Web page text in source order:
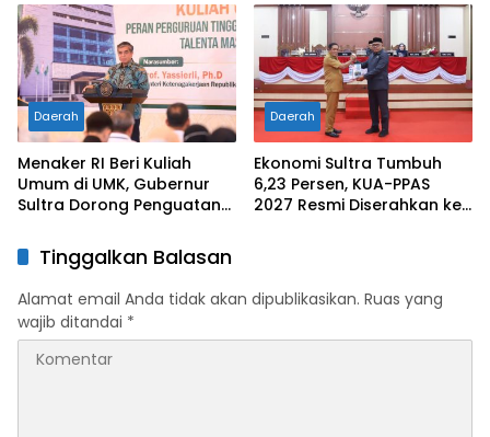
Ikbar: Tunjukkan Karakter
Generasi Muda Konut yang
Disiplin dan Berprestasi
Kelahirannya
Daerah
Menaker RI Beri Kuliah
Umum di UMK, Gubernur
Sultra Dorong Penguatan
Dunia Kerja
Daerah
Ekonomi Sultra Tumbuh
6,23 Persen, KUA-PPAS
2027 Resmi Diserahkan ke
Tinggalkan Balasan
Alamat email Anda tidak akan dipublikasikan. Ruas yang
wajib ditandai *